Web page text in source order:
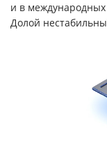
и в
Долой